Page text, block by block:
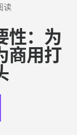
读
性：为
商用打